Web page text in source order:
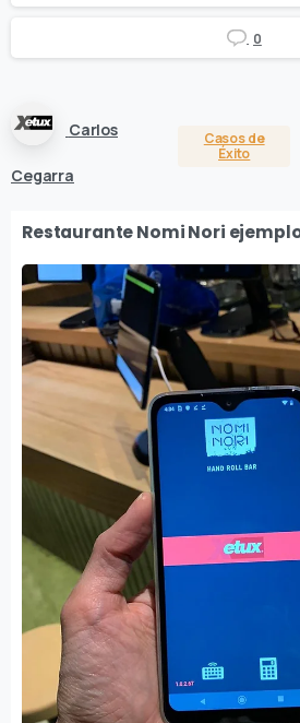
0
Carlos
Cegarra
Casos de
Éxito
Restaurante Nomi Nori